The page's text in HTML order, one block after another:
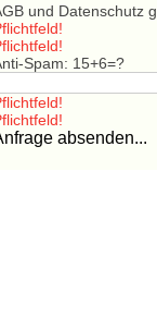
und Datenschutz
Spam: 15+6=?
absenden...